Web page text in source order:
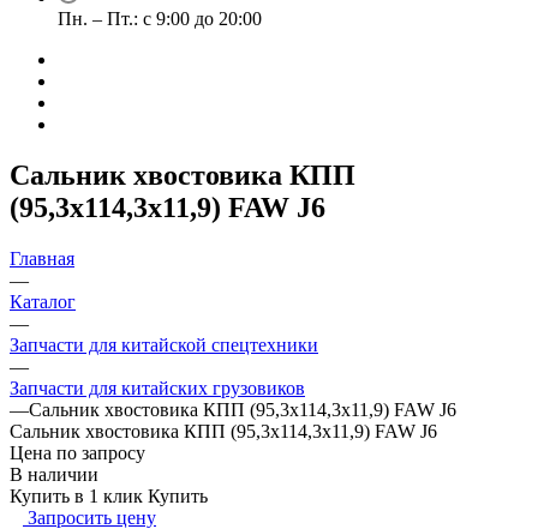
Пн. – Пт.: с 9:00 до 20:00
Сальник хвостовика КПП
(95,3х114,3х11,9) FAW J6
Главная
—
Каталог
—
Запчасти для китайской спецтехники
—
Запчасти для китайских грузовиков
—Сальник хвостовика КПП (95,3х114,3х11,9) FAW J6
Сальник хвостовика КПП (95,3х114,3х11,9) FAW J6
Цена по запросу
В наличии
Купить в 1 клик Купить
Запросить цену